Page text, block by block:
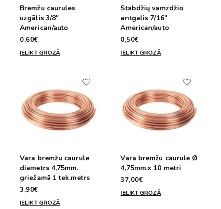
Bremžu caurules
uzgālis 3/8"
American/auto
0,60€
IELIKT GROZĀ
Stabdžių vamzdžio
antgalis 7/16"
American/auto
0,50€
IELIKT GROZĀ
Vara bremžu caurule
diametrs 4,75mm.
griežamā 1 tek.metrs
3,90€
IELIKT GROZĀ
Vara bremžu caurule Ø
4,75mm.x 10 metri
37,00€
IELIKT GROZĀ